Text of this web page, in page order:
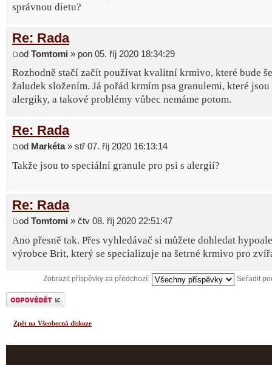
správnou dietu?
Re: Rada
od Tomtomi » pon 05. říj 2020 18:34:29
Rozhodně stačí začít používat kvalitní krmivo, které bude
žaludek složením. Já pořád krmím psa granulemi, které
alergiky, a takové problémy vůbec nemáme potom.
Re: Rada
od Markéta» stř 07. říj 2020 16:13:14
Takže jsou to speciální granule pro psi s alergií?
Re: Rada
od Tomtomi » čtv 08. říj 2020 22:51:47
Ano přesně tak. Přes vyhledávač si můžete dohledat
výrobce Brit, který se specializuje na šetrné krmivo pro
Zobrazit příspěvky za předchozí: Seřadit
Odeslat odpověď
Zpět na Všeobecná diskuze